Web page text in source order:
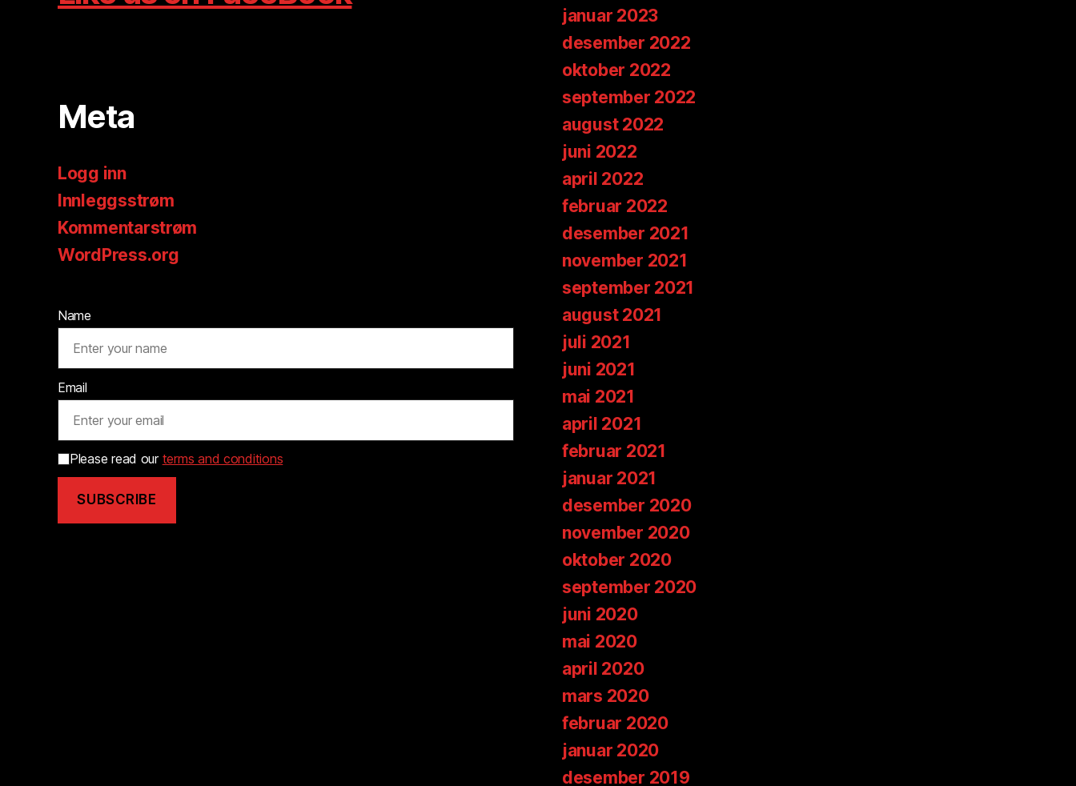
Meta
Logg inn
Innleggsstrøm
Kommentarstrøm
WordPress.org
Name
Email
Please read our terms and conditions
januar 2023
desember 2022
oktober 2022
september 2022
august 2022
juni 2022
april 2022
februar 2022
desember 2021
november 2021
september 2021
august 2021
juli 2021
juni 2021
mai 2021
april 2021
februar 2021
januar 2021
desember 2020
november 2020
oktober 2020
september 2020
juni 2020
mai 2020
april 2020
mars 2020
februar 2020
januar 2020
desember 2019